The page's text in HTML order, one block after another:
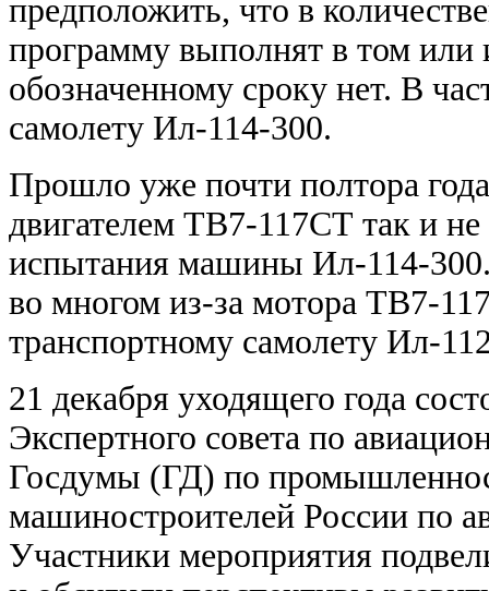
предположить, что в
программу выполнят в том
обозначенному сроку нет. В
самолету Ил-114-300.
Прошло уже почти полтора
двигателем ТВ7-117СТ так и
испытания машины Ил-114-
во многом из-за мотора ТВ7-
транспортному самолету Ил-
21 декабря уходящего года
Экспертного совета по
Госдумы (ГД) по
машиностроителей России по
Участники мероприятия